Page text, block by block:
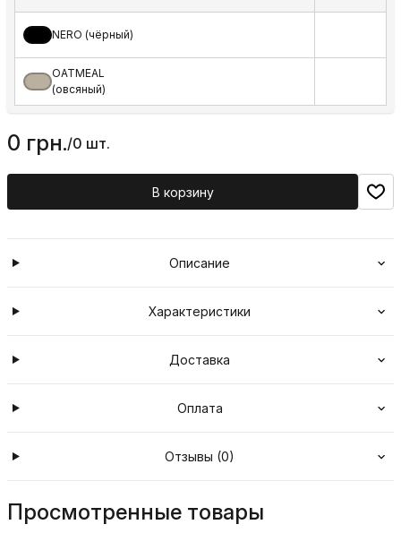
NERO (чёрный)
OATMEAL
(овсяный)
0 грн./0 шт.
В корзину
Описание
Характеристики
Доставка
Оплата
Отзывы (0)
Просмотренные товары